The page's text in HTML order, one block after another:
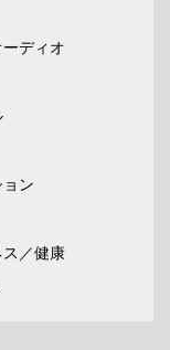
ディオ
ン
／健康